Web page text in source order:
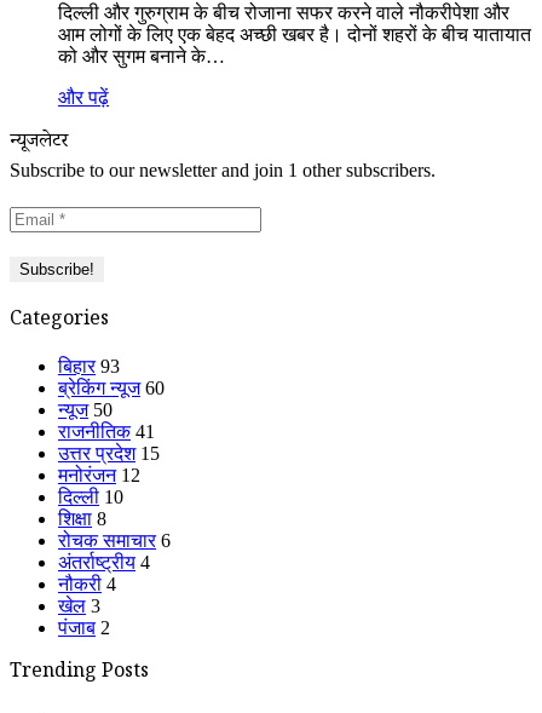
दिल्ली और गुरुग्राम के बीच रोजाना सफर करने वाले नौकरीपेशा और
आम लोगों के लिए एक बेहद अच्छी खबर है। दोनों शहरों के बीच यातायात
को और सुगम बनाने के…
और पढ़ें
न्यूजलेटर
Subscribe to our newsletter and join 1 other subscribers.
Categories
बिहार 93
ब्रेकिंग न्यूज 60
न्यूज 50
राजनीतिक 41
उत्तर प्रदेश 15
मनोरंजन 12
दिल्ली 10
शिक्षा 8
रोचक समाचार 6
अंतर्राष्ट्रीय 4
नौकरी 4
खेल 3
पंजाब 2
Trending Posts